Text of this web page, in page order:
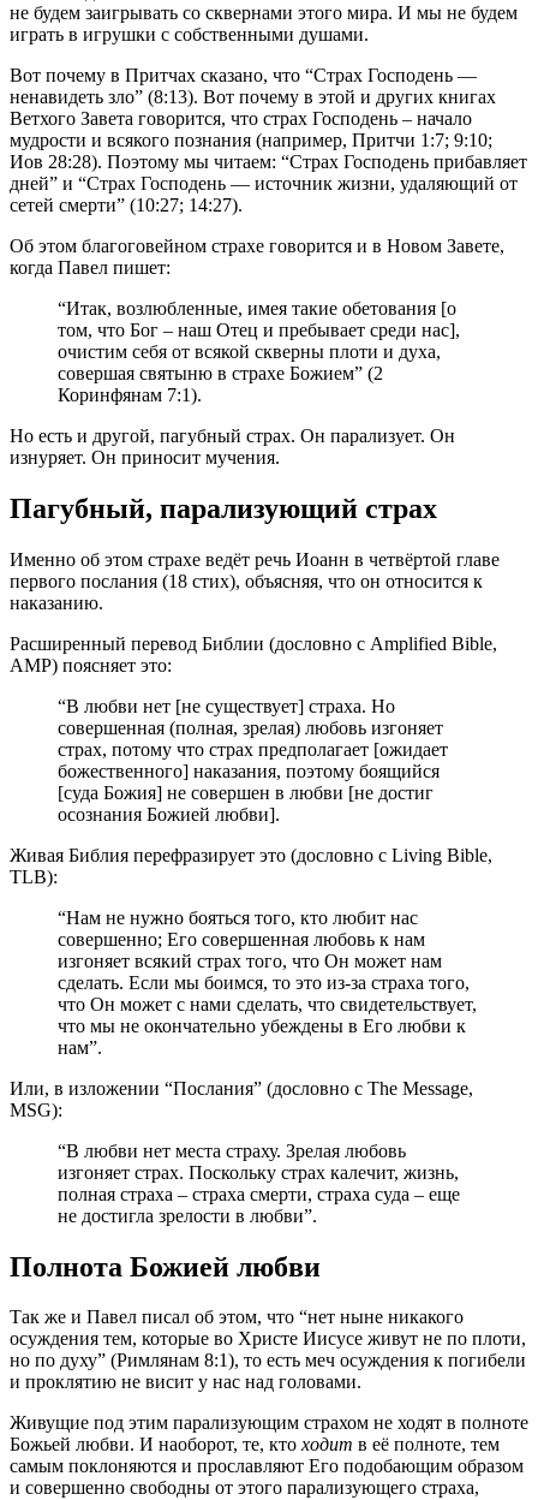
не будем заигрывать со сквернами этого мира. И мы не будем
играть в игрушки с собственными душами.
Вот почему в Притчах сказано, что “Страх Господень —
ненавидеть зло” (8:13). Вот почему в этой и других книгах
Ветхого Завета говорится, что страх Господень – начало
мудрости и всякого познания (например, Притчи 1:7; 9:10;
Иов 28:28). Поэтому мы читаем: “Страх Господень прибавляет
дней” и “Страх Господень — источник жизни, удаляющий от
сетей смерти” (10:27; 14:27).
Об этом благоговейном страхе говорится и в Новом Завете,
когда Павел пишет:
“Итак, возлюбленные, имея такие обетования [о
том, что Бог – наш Отец и пребывает среди нас],
очистим себя от всякой скверны плоти и духа,
совершая святыню в страхе Божием” (2
Коринфянам 7:1).
Но есть и другой, пагубный страх. Он парализует. Он
изнуряет. Он приносит мучения.
Пагубный, парализующий страх
Именно об этом страхе ведёт речь Иоанн в четвёртой главе
первого послания (18 стих), объясняя, что он относится к
наказанию.
Расширенный перевод Библии (дословно с Amplified Bible,
AMP) поясняет это:
“В любви нет [не существует] страха. Но
совершенная (полная, зрелая) любовь изгоняет
страх, потому что страх предполагает [ожидает
божественного] наказания, поэтому боящийся
[суда Божия] не совершен в любви [не достиг
осознания Божией любви].
Живая Библия перефразирует это (дословно с Living Bible,
TLB):
“Нам не нужно бояться того, кто любит нас
совершенно; Его совершенная любовь к нам
изгоняет всякий страх того, что Он может нам
сделать. Если мы боимся, то это из-за страха того,
что Он может с нами сделать, что свидетельствует,
что мы не окончательно убеждены в Его любви к
нам”.
Или, в изложении “Послания” (дословно с The Message,
MSG):
“В любви нет места страху. Зрелая любовь
изгоняет страх. Поскольку страх калечит, жизнь,
полная страха – страха смерти, страха суда – еще
не достигла зрелости в любви”.
Полнота Божией любви
Так же и Павел писал об этом, что “нет ныне никакого
осуждения тем, которые во Христе Иисусе живут не по плоти,
но по духу” (Римлянам 8:1), то есть меч осуждения к погибели
и проклятию не висит у нас над головами.
Живущие под этим парализующим страхом не ходят в полноте
Божьей любви. И наоборот, те, ктоходит в её полноте, тем
самым поклоняются и прославляют Его подобающим образом
и совершенно свободны от этого парализующего страха,